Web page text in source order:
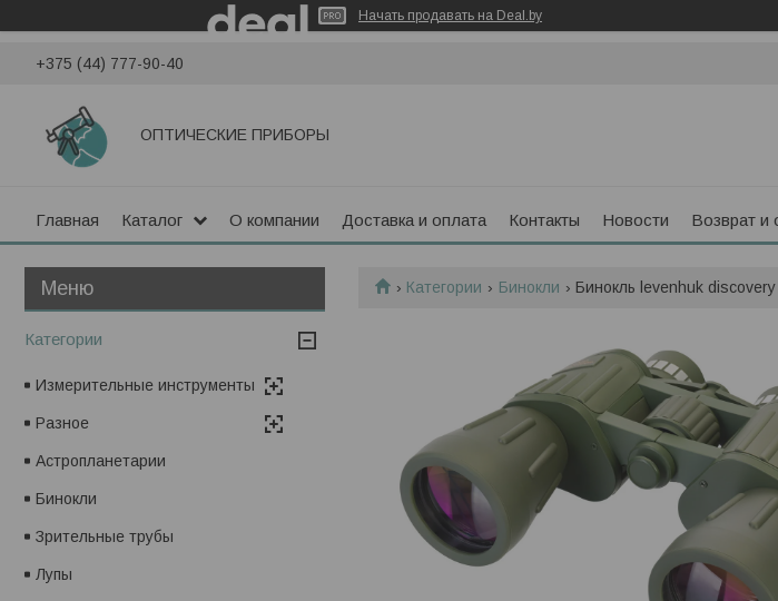
Начать продавать на Deal.by
+375 (44) 777-90-40
ОПТИЧЕСКИЕ ПРИБОРЫ
Главная Каталог О компании Доставка и оплата Контакты Новости Возврат и
Категории Бинокли Бинокль levenhuk
Категории
Измерительные инструменты
Разное
Астропланетарии
Бинокли
Зрительные трубы
Лупы